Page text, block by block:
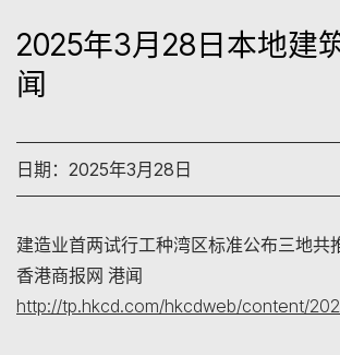
2025年3月28日本地建
闻
日期：2025年3月28日
建造业首两试行工种湾区标准公布三地共
香港商报网 港闻
http://tp.hkcd.com/hkcdweb/content/